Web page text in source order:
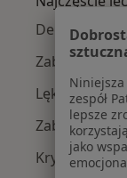
Depresja w
Zaburzenia
Lęki w
Zaburzenia
Kryzys
zespół
lepsze
jako